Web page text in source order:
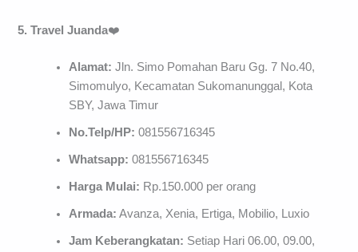
5. Travel Juanda❤️
Alamat: Jln. Simo Pomahan Baru Gg. 7 No.40,
Simomulyo, Kecamatan Sukomanunggal, Kota
SBY, Jawa Timur
No.Telp/HP: 081556716345
Whatsapp: 081556716345
Harga Mulai: Rp.150.000 per orang
Armada: Avanza, Xenia, Ertiga, Mobilio, Luxio
Jam Keberangkatan: Setiap Hari 06.00, 09.00,